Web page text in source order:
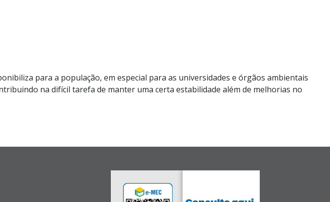
para a população, em especial para as universidades e órgãos ambientais
na difícil tarefa de manter uma certa estabilidade além de melhorias no